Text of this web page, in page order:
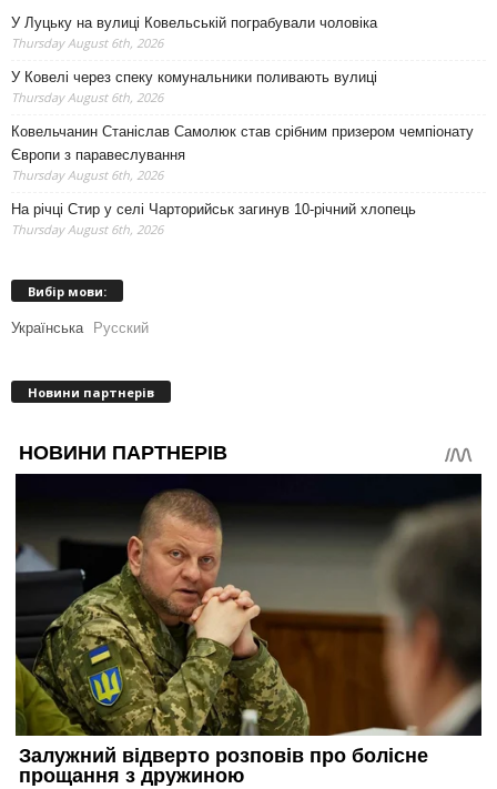
У Луцьку на вулиці Ковельській пограбували чоловіка
Thursday August 6th, 2026
У Ковелі через спеку комунальники поливають вулиці
Thursday August 6th, 2026
Ковельчанин Станіслав Самолюк став срібним призером чемпіонату
Європи з паравеслування
Thursday August 6th, 2026
На річці Стир у селі Чарторийськ загинув 10-річний хлопець
Thursday August 6th, 2026
Вибір мови:
Українська Русский
Новини партнерів